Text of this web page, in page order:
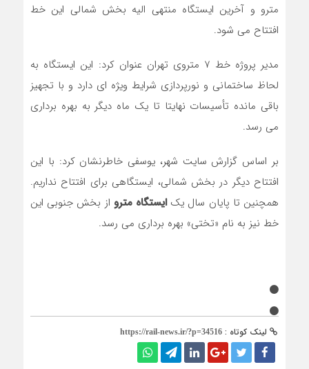
مترو و آخرین ایستگاه منتهی الیه بخش شمالی این خط
افتتاح می شود.
مدیر پروژه خط ۷ متروی تهران عنوان کرد: این ایستگاه به
لحاظ ساختمانی و نورپردازی شرایط ویژه ای دارد و با تجهیز
باقی مانده تأسیسات نهایتا تا یک ماه دیگر به بهره برداری
می رسد.
بر اساس گزارش سایت شهر، یوسفی خاطرنشان کرد: با این
افتتاح دیگر در بخش شمالی، ایستگاهی برای افتتاح نداریم.
همچنین تا پایان سال یکایستگاه مترو از بخش جنوبی این
خط نیز به نام «تختی» بهره برداری می رسد.
لینک کوتاه : https://rail-news.ir/?p=34516